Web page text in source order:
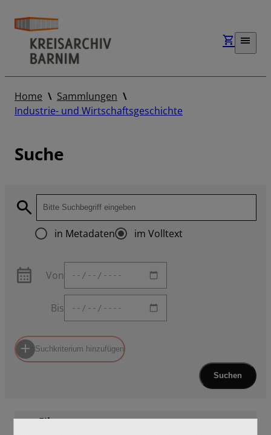
Home
Sammlungen
Industrie- und Wirtschaftsgeschichte
Suche
in Metadaten im Volltext
Von
Bis
Suchkriterium hinzufügen
Suchen
Filter